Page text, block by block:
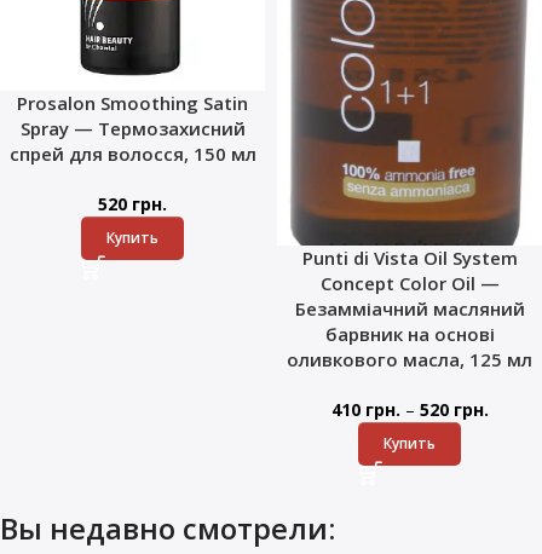
Prosalon Smoothing Satin
Spray — Термозахисний
спрей для волосся, 150 мл
520 грн.
Купить
Punti di Vista Oil System
Concept Color Oil —
Безамміачний масляний
барвник на основі
оливкового масла, 125 мл
410 грн. – 520 грн.
Купить
Вы недавно смотрели: